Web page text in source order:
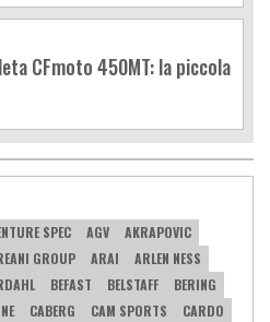
CFmoto 450MT: la piccola
SPEC AGV
AKRAPOVIC
GROUP ARAI
ARLEN NESS
BEFAST BELSTAFF
BERING
CABERG CAM SPORTS
CARDO